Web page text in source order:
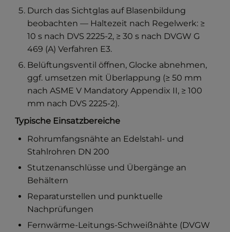
Durch das Sichtglas auf Blasenbildung
beobachten — Haltezeit nach Regelwerk: ≥
10 s nach DVS 2225-2, ≥ 30 s nach DVGW G
469 (A) Verfahren E3.
Belüftungsventil öffnen, Glocke abnehmen,
ggf. umsetzen mit Überlappung (≥ 50 mm
nach ASME V Mandatory Appendix II, ≥ 100
mm nach DVS 2225-2).
Typische Einsatzbereiche
Rohrumfangsnähte an Edelstahl- und
Stahlrohren DN 200
Stutzenanschlüsse und Übergänge an
Behältern
Reparaturstellen und punktuelle
Nachprüfungen
Fernwärme-Leitungs-Schweißnähte (DVGW